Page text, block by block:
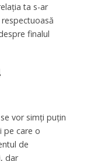
ta s-ar
finalul
vor simți puțin
pe care o
de
dar